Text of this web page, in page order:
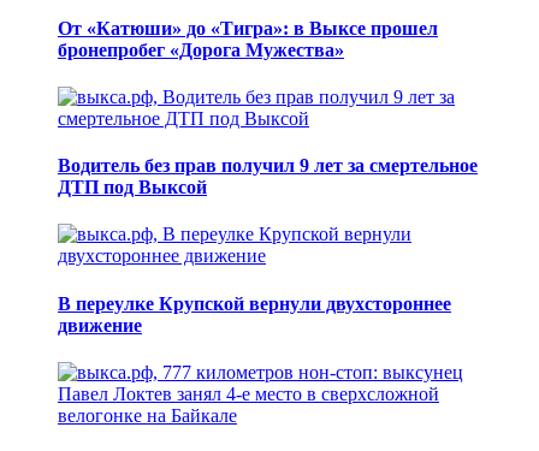
От «Катюши» до «Тигра»: в Выксе прошел
бронепробег «Дорога Мужества»
Водитель без прав получил 9 лет за смертельное
ДТП под Выксой
В переулке Крупской вернули двухстороннее
движение